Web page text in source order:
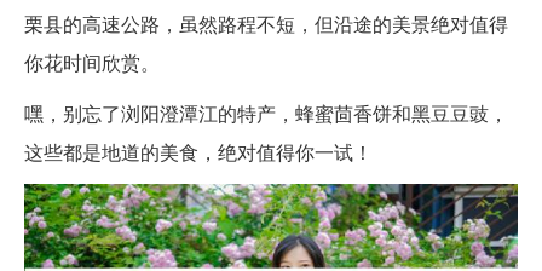
栗县的高速公路，虽然路程不短，但沿途的美景绝对值得
你花时间欣赏。
嘿，别忘了浏阳澄潭江的特产，蜂蜜茴香饼和黑豆豆豉，
这些都是地道的美食，绝对值得你一试！